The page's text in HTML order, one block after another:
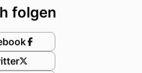
folgen